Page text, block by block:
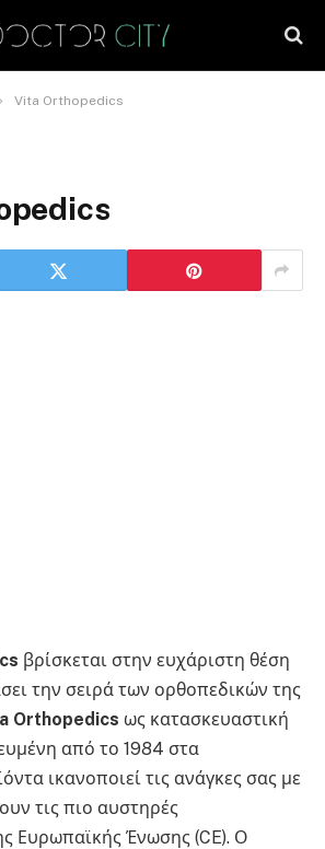
Vita Orthopedics
βρίσκεται στην ευχάριστη θέση
την σειρά των ορθοπεδικών της
Orthopedics ως κατασκευαστική
από το 1984 στα
ικανοποιεί τις ανάγκες σας με
τις πιο αυστηρές
Ευρωπαϊκής Ένωσης (CE). Ο